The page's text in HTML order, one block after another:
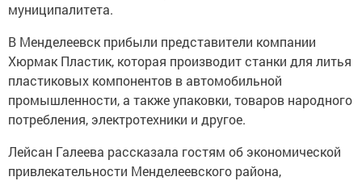
муниципалитета.
В Менделеевск прибыли представители компании
Хюрмак Пластик, которая производит станки для литья
пластиковых компонентов в автомобильной
промышленности, а также упаковки, товаров народного
потребления, электротехники и другое.
Лейсан Галеева рассказала гостям об экономической
привлекательности Менделеевского района,